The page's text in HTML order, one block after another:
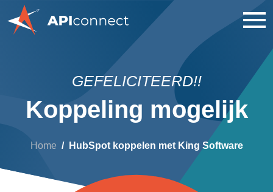
GEFELICITEERD!!
Koppeling mogelijk
Home HubSpot koppelen met King Software